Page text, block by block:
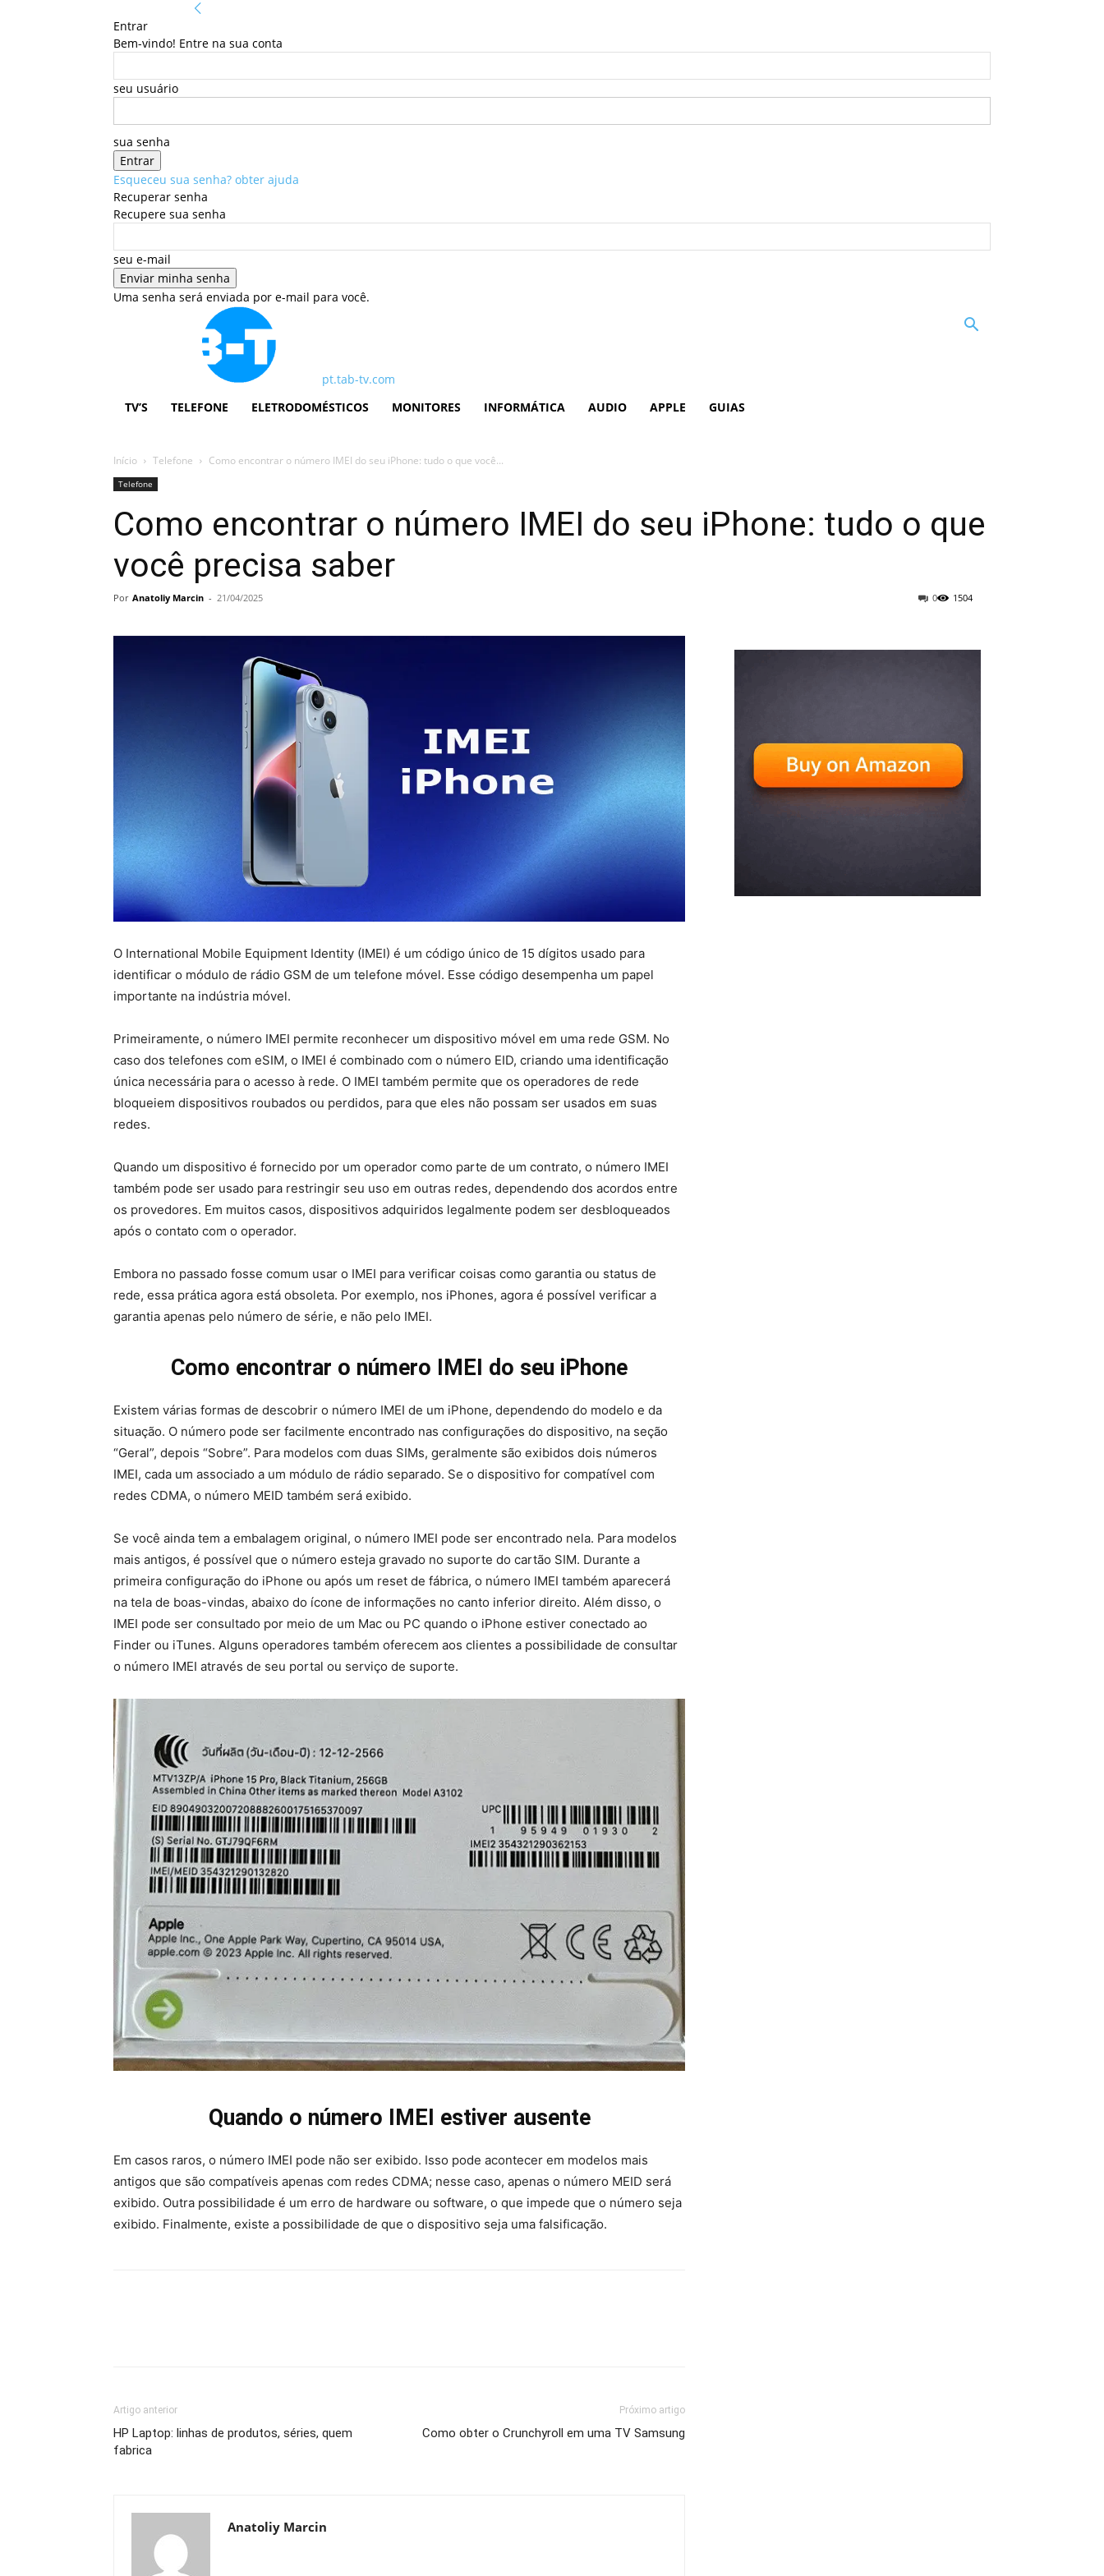
Entrar
Bem-vindo! Entre na sua conta
seu usuário
sua senha
Esqueceu sua senha? obter ajuda
Recuperar senha
Recupere sua senha
seu e-mail
Uma senha será enviada por e-mail para você.
pt.tab-tv.com
TV’S
TELEFONE ELETRODOMÉSTICOS MONITORES INFORMÁTICA AUDIO APPLE GUIAS
Início Telefone Como encontrar o número IMEI do seu iPhone: tudo o que você...
Telefone
Como encontrar o número IMEI do seu iPhone: tudo o que
você precisa saber
Por Anatoliy Marcin - 21/04/2025 1504
0
O International Mobile Equipment Identity (IMEI) é um código único de 15 dígitos usado para
identificar o módulo de rádio GSM de um telefone móvel. Esse código desempenha um papel
importante na indústria móvel.
Primeiramente, o número IMEI permite reconhecer um dispositivo móvel em uma rede GSM. No
caso dos telefones com eSIM, o IMEI é combinado com o número EID, criando uma identificação
única necessária para o acesso à rede. O IMEI também permite que os operadores de rede
bloqueiem dispositivos roubados ou perdidos, para que eles não possam ser usados em suas
redes.
Quando um dispositivo é fornecido por um operador como parte de um contrato, o número IMEI
também pode ser usado para restringir seu uso em outras redes, dependendo dos acordos entre
os provedores. Em muitos casos, dispositivos adquiridos legalmente podem ser desbloqueados
após o contato com o operador.
Embora no passado fosse comum usar o IMEI para verificar coisas como garantia ou status de
rede, essa prática agora está obsoleta. Por exemplo, nos iPhones, agora é possível verificar a
garantia apenas pelo número de série, e não pelo IMEI.
Como encontrar o número IMEI do seu iPhone
Existem várias formas de descobrir o número IMEI de um iPhone, dependendo do modelo e da
situação. O número pode ser facilmente encontrado nas configurações do dispositivo, na seção
“Geral”, depois “Sobre”. Para modelos com duas SIMs, geralmente são exibidos dois números
IMEI, cada um associado a um módulo de rádio separado. Se o dispositivo for compatível com
redes CDMA, o número MEID também será exibido.
Se você ainda tem a embalagem original, o número IMEI pode ser encontrado nela. Para modelos
mais antigos, é possível que o número esteja gravado no suporte do cartão SIM. Durante a
primeira configuração do iPhone ou após um reset de fábrica, o número IMEI também aparecerá
na tela de boas-vindas, abaixo do ícone de informações no canto inferior direito. Além disso, o
IMEI pode ser consultado por meio de um Mac ou PC quando o iPhone estiver conectado ao
Finder ou iTunes. Alguns operadores também oferecem aos clientes a possibilidade de consultar
o número IMEI através de seu portal ou serviço de suporte.
Quando o número IMEI estiver ausente
Em casos raros, o número IMEI pode não ser exibido. Isso pode acontecer em modelos mais
antigos que são compatíveis apenas com redes CDMA; nesse caso, apenas o número MEID será
exibido. Outra possibilidade é um erro de hardware ou software, o que impede que o número seja
exibido. Finalmente, existe a possibilidade de que o dispositivo seja uma falsificação.
Artigo anterior
HP Laptop: linhas de produtos, séries, quem
fabrica
Próximo artigo
Como obter o Crunchyroll em uma TV Samsung
Anatoliy Marcin